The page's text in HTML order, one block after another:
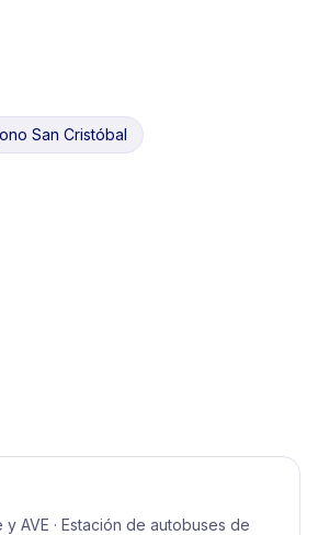
San Cristóbal
AVE · Estación de autobuses de